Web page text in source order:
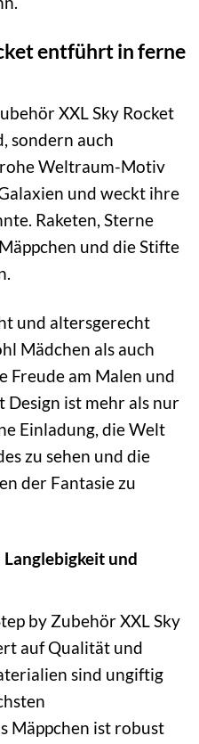
entführt in ferne
XXL Sky Rocket
sondern auch
Weltraum-Motiv
und weckt ihre
Raketen, Sterne
und die Stifte
und altersgerecht
Mädchen als auch
Freude am Malen und
Design ist mehr als nur
Einladung, die Welt
zu sehen und die
der Fantasie zu
und
by Zubehör XXL Sky
auf Qualität und
sind ungiftig
Mäppchen ist robust